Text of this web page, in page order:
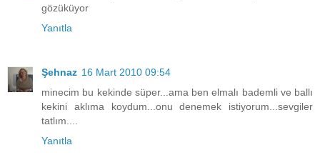
gözüküyor
Yanıtla
Şehnaz 16 Mart 2010 09:54
minecim bu kekinde süper...ama ben elmalı bademli ve ballı
kekini aklıma koydum...onu denemek istiyorum...sevgiler
tatlım....
Yanıtla